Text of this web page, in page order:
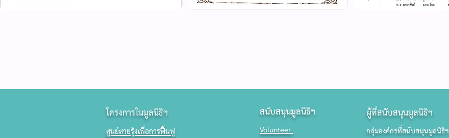
โครงการในมูลนิธิฯ
ศูนย์สายรุ้งเพื่อการฟื้นฟู
สนับสนุนมูลนิธิฯ
Volunteer
ผู้ที่สนับสนุนมูลนิธิฯ
กลุ่มองค์กรที่สนับสนุนมูลนิธิฯ